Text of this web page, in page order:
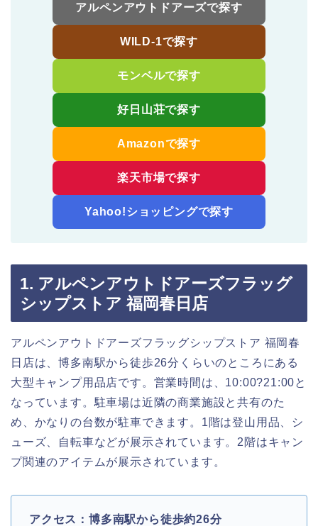
アルペンアウトドアーズで探す
WILD-1で探す
モンベルで探す
好日山荘で探す
Amazonで探す
楽天市場で探す
Yahoo!ショッピングで探す
1. アルペンアウトドアーズフラッグ
シップストア 福岡春日店
アルペンアウトドアーズフラッグシップストア 福岡春
日店は、博多南駅から徒歩26分くらいのところにある
大型キャンプ用品店です。営業時間は、10:00?21:00と
なっています。駐車場は近隣の商業施設と共有のた
め、かなりの台数が駐車できます。1階は登山用品、シ
ューズ、自転車などが展示されています。2階はキャン
プ関連のアイテムが展示されています。
アクセス：博多南駅から徒歩約26分